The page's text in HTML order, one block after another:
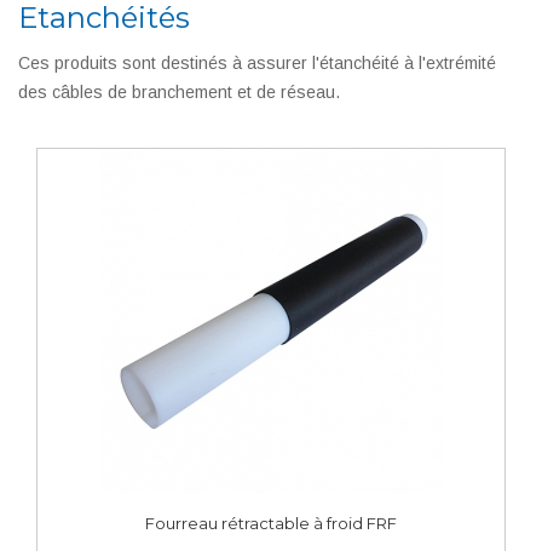
Etanchéités
Ces produits sont destinés à assurer l'étanchéité à l'extrémité
des câbles de branchement et de réseau.
Fourreau rétractable à froid FRF